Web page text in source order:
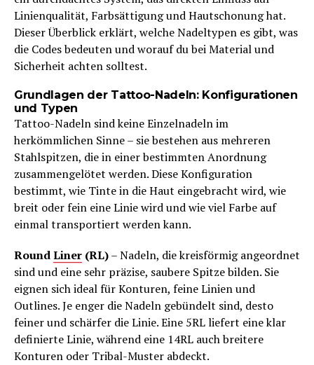
Linienqualität, Farbsättigung und Hautschonung hat.
Dieser Überblick erklärt, welche Nadeltypen es gibt, was
die Codes bedeuten und worauf du bei Material und
Sicherheit achten solltest.
Grundlagen der Tattoo-Nadeln: Konfigurationen
und Typen
Tattoo-Nadeln sind keine Einzelnadeln im
herkömmlichen Sinne – sie bestehen aus mehreren
Stahlspitzen, die in einer bestimmten Anordnung
zusammengelötet werden. Diese Konfiguration
bestimmt, wie Tinte in die Haut eingebracht wird, wie
breit oder fein eine Linie wird und wie viel Farbe auf
einmal transportiert werden kann.
RoundLiner (RL)– Nadeln, die kreisförmig angeordnet
sind und eine sehr präzise, saubere Spitze bilden. Sie
eignen sich ideal für Konturen, feine Linien und
Outlines. Je enger die Nadeln gebündelt sind, desto
feiner und schärfer die Linie. Eine 5RL liefert eine klar
definierte Linie, während eine 14RL auch breitere
Konturen oder Tribal-Muster abdeckt.